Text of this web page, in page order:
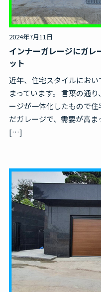
2024年7月11日
インナーガレージにガレ
ット
近年、住宅スタイルにお
まっています。 言葉の通
ージが一体化したもので
だガレージで、需要が高
[…]